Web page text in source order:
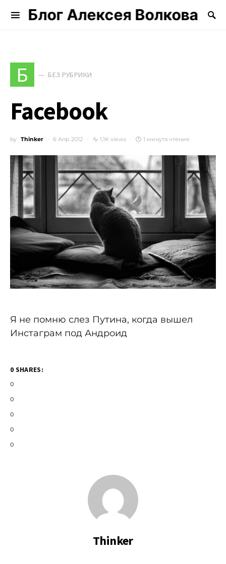
Блог Алексея Волкова
Search for:
Б БЕЗ РУБРИКИ
Facebook
by Thinker 6 Апр 2012 1,1K views 1 минута чтения
Я не помню слез Путина, когда вышел
Инстаграм под Андроид
0 SHARES:
0
0
0
0
0
Thinker